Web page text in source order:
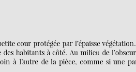
cour protégée par l’épaisse
habitants à côté. Au milieu de
à l’autre de la pièce, comme si une